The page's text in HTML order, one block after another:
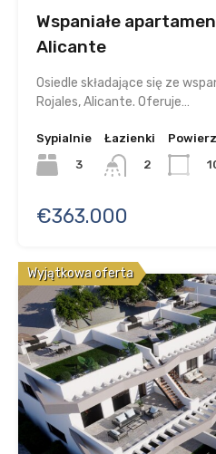
Wspaniałe
Alicante
Osiedle składające się ze
Rojales, Alicante. Oferuje…
Sypialnie
3
Łazienki
2
€363.000
Wyjątkowa oferta